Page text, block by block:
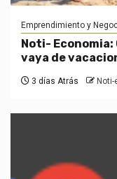
Emprendimiento y
Noti- Economia:
vaya de
3 días Atrás Noti-